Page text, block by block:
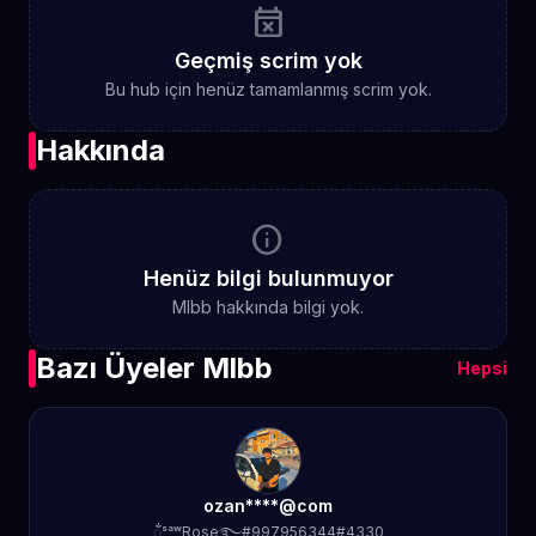
event_busy
Geçmiş scrim yok
Bu hub için henüz tamamlanmış scrim yok.
Hakkında
info
Henüz bilgi bulunmuyor
Mlbb hakkında bilgi yok.
Bazı Üyeler Mlbb Hepsi
ozan****@com
ᬁˢᵃʷRose࿐#997956344#4330